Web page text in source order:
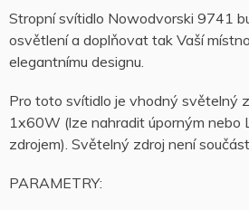
Stropní svítidlo Nowodvorski 9741
osvětlení a doplňovat tak Vaší
elegantnímu designu.
Pro toto svítidlo je vhodný světelný
1x60W (lze nahradit úporným nebo
zdrojem). Světelný zdroj není
PARAMETRY: